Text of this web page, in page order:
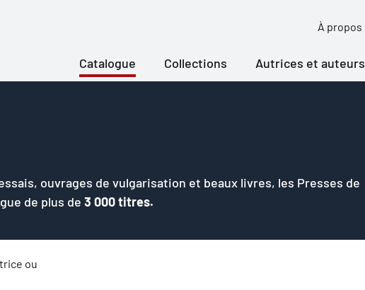
À propos
Catalogue Collections Autrices et auteurs
ouvrages de vulgarisation et beaux livres, les Presses de
de plus de 3 000 titres.
ou